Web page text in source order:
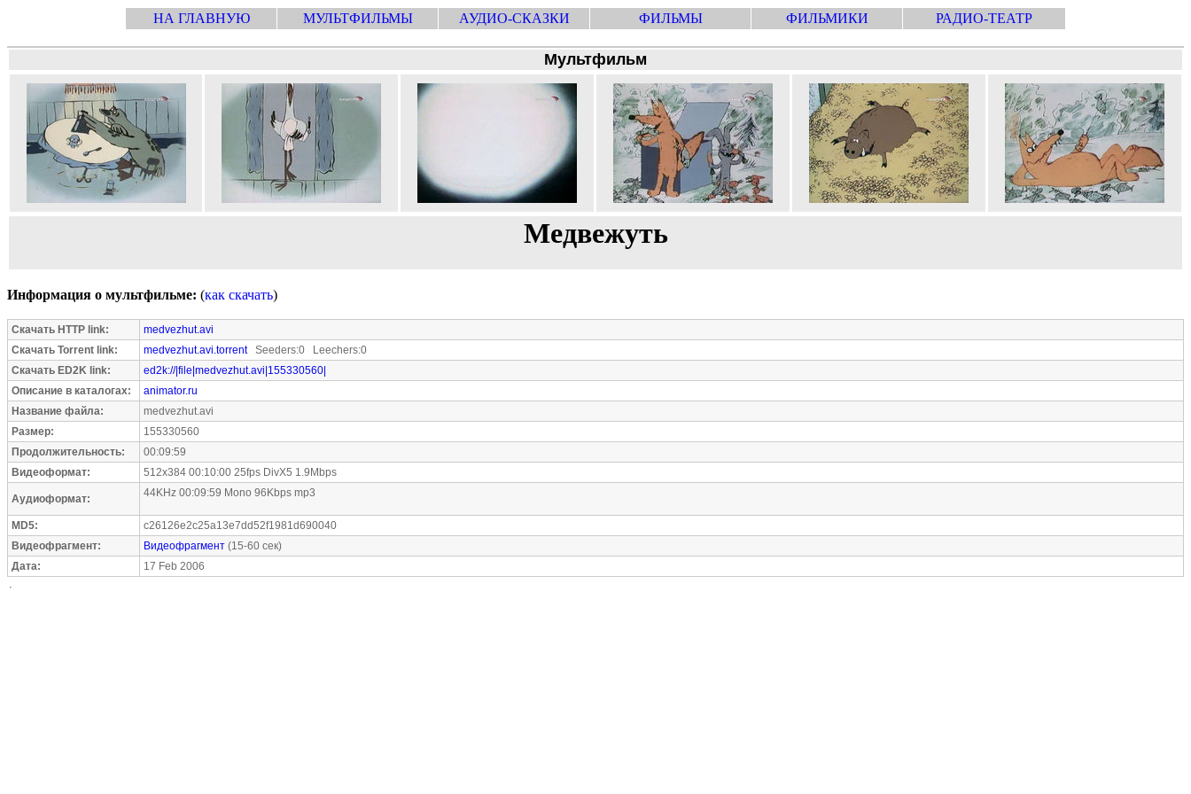
НА ГЛАВНУЮ МУЛЬТФИЛЬМЫ АУДИО-СКАЗКИ ФИЛЬМЫ ФИЛЬМИКИ РАДИО-ТЕАТР
Мультфильм
Медвежуть
Информация о мультфильме: (как скачать)
Скачать HTTP link:
medvezhut.avi
Скачать Torrent link:
medvezhut.avi.torrentSeeders:0 Leechers:0
Скачать ED2K link:
ed2k://|file|medvezhut.avi|155330560|
Описание в каталогах:
animator.ru
Название файла:
medvezhut.avi
Размер:
155330560
Продолжительность:
00:09:59
Видеоформат:
512x384 00:10:00 25fps DivX5 1.9Mbps
Аудиоформат: 44KHz 00:09:59 Mono 96Kbps mp3
MD5:
c26126e2c25a13e7dd52f1981d690040
Видеофрагмент:
Видеофрагмент (15-60 сек)
Дата:
17 Feb 2006